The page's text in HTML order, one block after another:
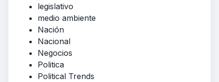
legislativo
medio ambiente
Nación
Nacional
Negocios
Politica
Political Trends